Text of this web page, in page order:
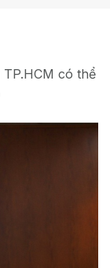
TP.HCM có thể